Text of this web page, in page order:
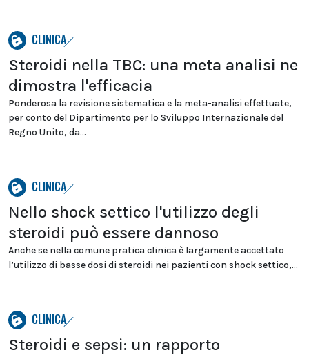
CLINICA
Steroidi nella TBC: una meta analisi ne
dimostra l'efficacia
Ponderosa la revisione sistematica e la meta-analisi effettuate,
per conto del Dipartimento per lo Sviluppo Internazionale del
Regno Unito, da...
CLINICA
Nello shock settico l'utilizzo degli
steroidi può essere dannoso
Anche se nella comune pratica clinica è largamente accettato
l’utilizzo di basse dosi di steroidi nei pazienti con shock settico,...
CLINICA
Steroidi e sepsi: un rapporto